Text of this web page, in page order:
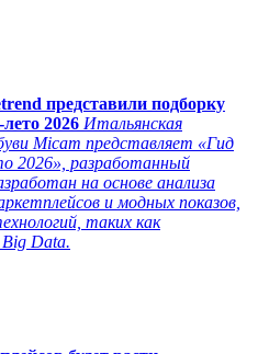
представили подборку
2026 Итальянская
Micam представляет «Гид
2026», разработанный
на основе анализа
и модных показов,
таких как
Data.